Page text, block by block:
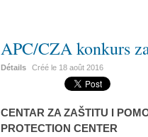
APC/CZA konkurs
Détails Créé le 18 août 2016
CENTAR ZA ZAŠTITU I
PROTECTION CENTER